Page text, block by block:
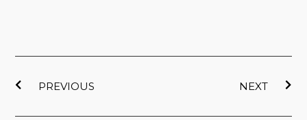
o
e
PREVIOUS NEXT